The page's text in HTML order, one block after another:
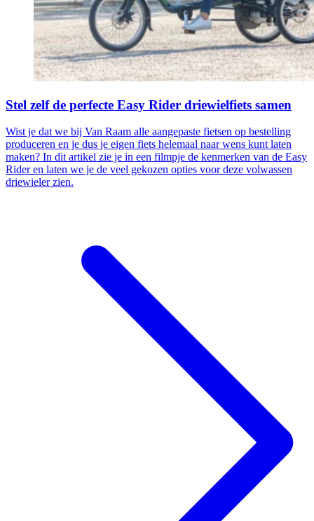
Stel zelf de perfecte Easy Rider driewielfiets samen
Wist je dat we bij Van Raam alle aangepaste fietsen op bestelling
produceren en je dus je eigen fiets helemaal naar wens kunt laten
maken? In dit artikel zie je in een filmpje de kenmerken van de Easy
Rider en laten we je de veel gekozen opties voor deze volwassen
driewieler zien.